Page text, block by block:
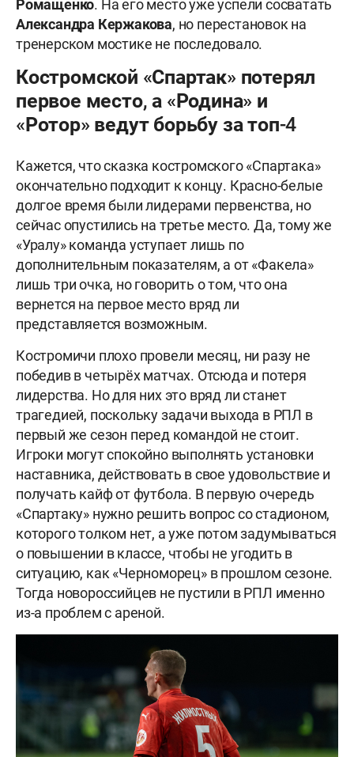
Ромащенко. На его место уже успели сосватать
Александра Кержакова, но перестановок на
тренерском мостике не последовало.
Костромской «Спартак» потерял
первое место, а «Родина» и
«Ротор» ведут борьбу за топ-4
Кажется, что сказка костромского «Спартака»
окончательно подходит к концу. Красно-белые
долгое время были лидерами первенства, но
сейчас опустились на третье место. Да, тому же
«Уралу» команда уступает лишь по
дополнительным показателям, а от «Факела»
лишь три очка, но говорить о том, что она
вернется на первое место вряд ли
представляется возможным.
Костромичи плохо провели месяц, ни разу не
победив в четырёх матчах. Отсюда и потеря
лидерства. Но для них это вряд ли станет
трагедией, поскольку задачи выхода в РПЛ в
первый же сезон перед командой не стоит.
Игроки могут спокойно выполнять установки
наставника, действовать в свое удовольствие и
получать кайф от футбола. В первую очередь
«Спартаку» нужно решить вопрос со стадионом,
которого толком нет, а уже потом задумываться
о повышении в классе, чтобы не угодить в
ситуацию, как «Черноморец» в прошлом сезоне.
Тогда новороссийцев не пустили в РПЛ именно
из-а проблем с ареной.